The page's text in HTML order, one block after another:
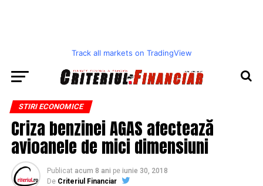
Track all markets on TradingView
STIRI ECONOMICE
Criza benzinei AGAS afectează
avioanele de mici dimensiuni
Publicat acum 8 ani pe iunie 30, 2018
De Criteriul Financiar